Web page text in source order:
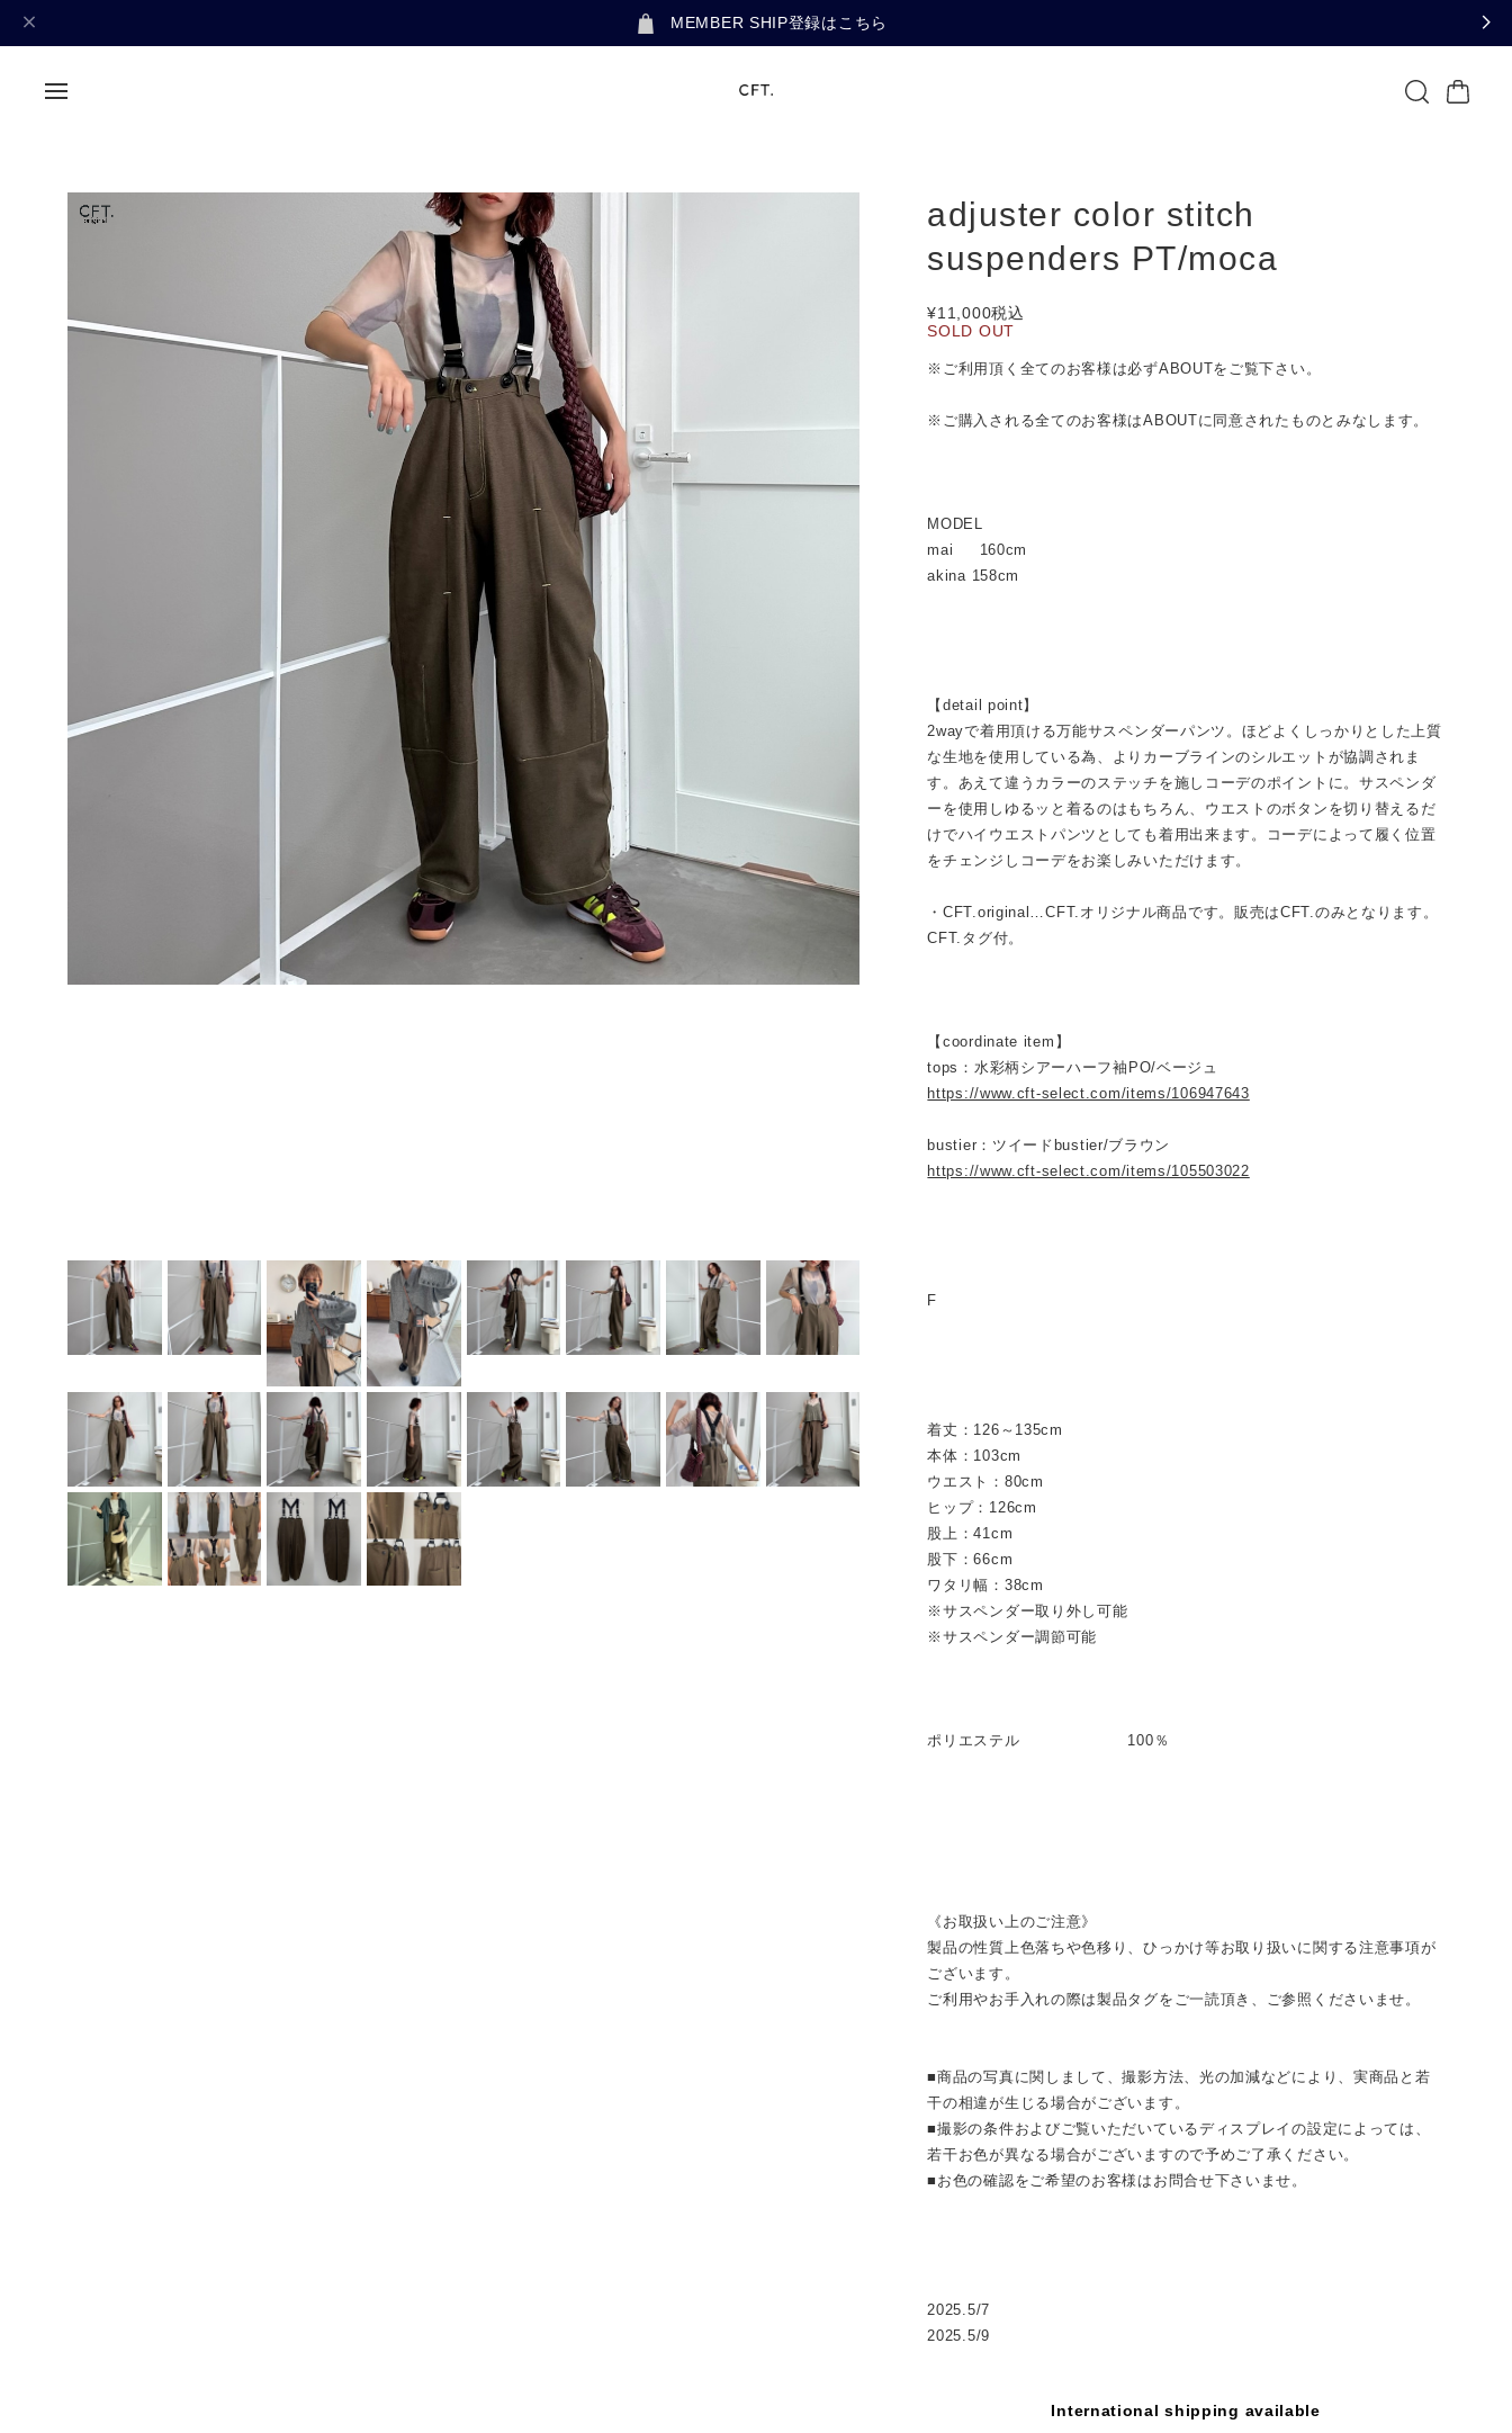
MEMBER SHIP登録はこちら
adjuster color stitch
suspenders PT/moca
¥11,000税込
SOLD OUT
※ご利用頂く全てのお客様は必ずABOUTをご覧下さい。
※ご購入される全てのお客様はABOUTに同意されたものとみなします。
MODEL
mai 160cm
akina 158cm
【detail point】
2wayで着用頂ける万能サスペンダーパンツ。ほどよくしっかりとした上質
な生地を使用している為、よりカーブラインのシルエットが協調されま
す。あえて違うカラーのステッチを施しコーデのポイントに。サスペンダ
ーを使用しゆるッと着るのはもちろん、ウエストのボタンを切り替えるだ
けでハイウエストパンツとしても着用出来ます。コーデによって履く位置
をチェンジしコーデをお楽しみいただけます。
・CFT.original…CFT.オリジナル商品です。販売はCFT.のみとなります。
CFT.タグ付。
【coordinate item】
tops：水彩柄シアーハーフ袖PO/ベージュ
https://www.cft-select.com/items/106947643
bustier：ツイードbustier/ブラウン
https://www.cft-select.com/items/105503022
F
着丈：126～135cm
本体：103cm
ウエスト：80cm
ヒップ：126cm
股上：41cm
股下：66cm
ワタリ幅：38cm
※サスペンダー取り外し可能
※サスペンダー調節可能
ポリエステル 100％
《お取扱い上のご注意》
製品の性質上色落ちや色移り、ひっかけ等お取り扱いに関する注意事項が
ございます。
ご利用やお手入れの際は製品タグをご一読頂き、ご参照くださいませ。
■商品の写真に関しまして、撮影方法、光の加減などにより、実商品と若
干の相違が生じる場合がございます。
■撮影の条件およびご覧いただいているディスプレイの設定によっては、
若干お色が異なる場合がございますので予めご了承ください。
■お色の確認をご希望のお客様はお問合せ下さいませ。
2025.5/7
2025.5/9
International shipping available